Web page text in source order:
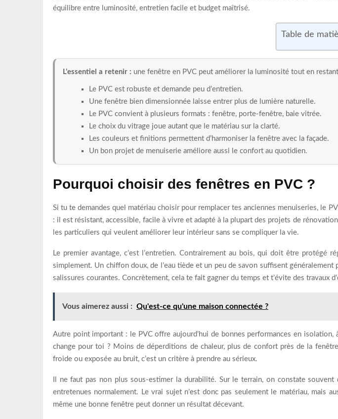
équilibre entre luminosité, entretien facile et budget maîtrisé.
Table de
L’essentiel a retenir : une fenêtre en PVC peut améliorer la luminosité tout en
Le PVC est robuste et demande peu d’entretien.
Une fenêtre bien dimensionnée laisse entrer plus de lumière naturelle.
Le PVC convient à plusieurs formats : fenêtre, porte-fenêtre, baie vitrée.
Le choix du vitrage joue autant que le matériau sur la clarté.
Les couleurs et finitions permettent d’harmoniser la fenêtre avec la façade.
Un bon projet de menuiserie améliore aussi le confort au quotidien.
Pourquoi choisir des fenêtres en PVC ?
Si tu te demandes quel matériau choisir pour remplacer tes anciennes menuiseries, le
: il est résistant, accessible, facile à vivre et adapté à la plupart des projets de
les particuliers qui veulent améliorer leur intérieur sans se compliquer la vie.
Le premier avantage, c’est l’entretien. Contrairement au bois, qui doit être
simplement. Un chiffon doux, de l’eau tiède et un peu de savon suffisent généralement
salissures courantes. Concrètement, cela te fait gagner du temps et t’évite des travaux
Vous aimerez aussi : Qu'est-ce qu'une maison connectée ?
Autre point important : le PVC offre aujourd’hui de bonnes performances en
change pour toi ? Moins de déperditions de chaleur, plus de confort près de la
froide ou exposée au bruit, c’est un critère à prendre au sérieux.
Il ne faut pas non plus sous-estimer la durabilité. Sur le terrain, on constate
entretenues normalement. Le vrai sujet n’est donc pas seulement le matériau,
même une bonne fenêtre peut donner un résultat décevant.